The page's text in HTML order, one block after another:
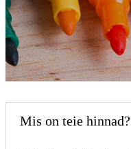
Mis on teie hinnad?